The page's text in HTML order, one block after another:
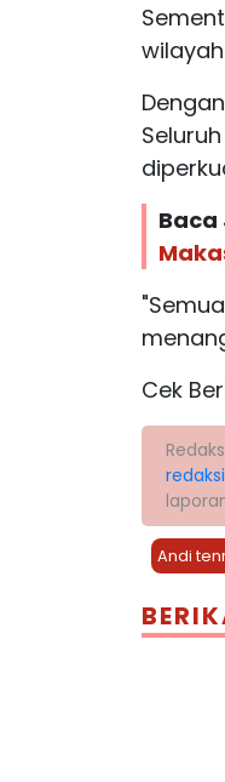
Baca
Cek
Andi